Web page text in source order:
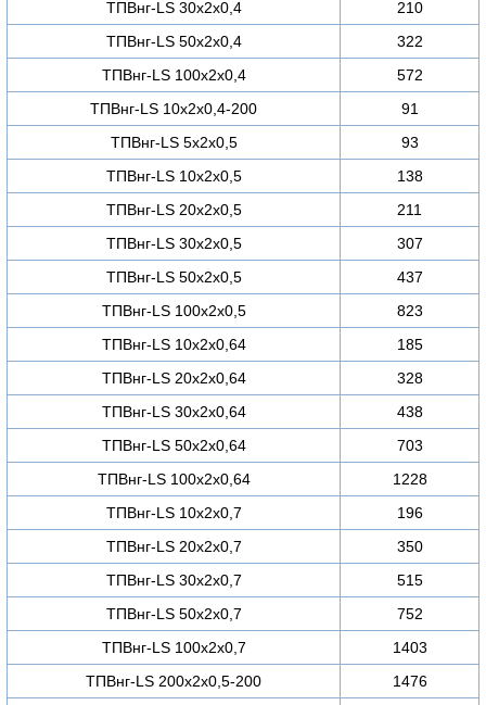
ТПВнг-LS 30х2х0,4
210
ТПВнг-LS 50х2х0,4
322
ТПВнг-LS 100х2х0,4
572
ТПВнг-LS 10х2х0,4-200
91
ТПВнг-LS 5х2х0,5
93
ТПВнг-LS 10х2х0,5
138
ТПВнг-LS 20х2х0,5
211
ТПВнг-LS 30х2х0,5
307
ТПВнг-LS 50х2х0,5
437
ТПВнг-LS 100х2х0,5
823
ТПВнг-LS 10х2х0,64
185
ТПВнг-LS 20х2х0,64
328
ТПВнг-LS 30х2х0,64
438
ТПВнг-LS 50х2х0,64
703
ТПВнг-LS 100х2х0,64
1228
ТПВнг-LS 10х2х0,7
196
ТПВнг-LS 20х2х0,7
350
ТПВнг-LS 30х2х0,7
515
ТПВнг-LS 50х2х0,7
752
ТПВнг-LS 100х2х0,7
1403
ТПВнг-LS 200х2х0,5-200
1476